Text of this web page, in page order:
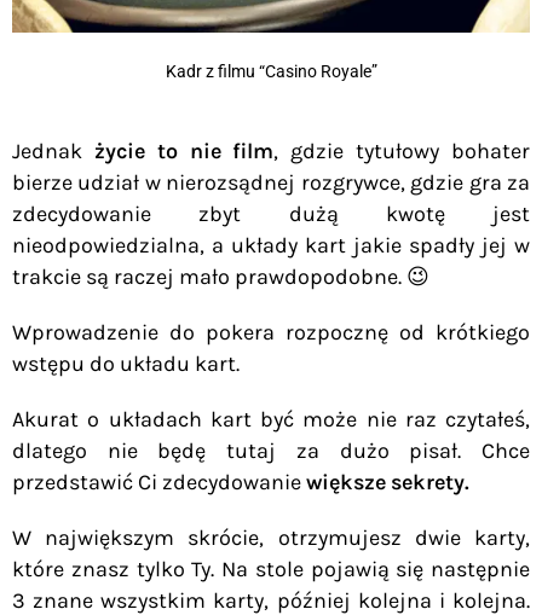
Kadr z filmu “Casino Royale”
Jednak życie to nie film, gdzie tytułowy bohater
bierze udział w nierozsądnej rozgrywce, gdzie gra za
zdecydowanie zbyt dużą kwotę jest
nieodpowiedzialna, a układy kart jakie spadły jej w
trakcie są raczej mało prawdopodobne. 😉
Wprowadzenie do pokera rozpocznę od krótkiego
wstępu do układu kart.
Akurat o układach kart być może nie raz czytałeś,
dlatego nie będę tutaj za dużo pisał. Chce
przedstawić Ci zdecydowaniewiększe sekrety.
W największym skrócie, otrzymujesz dwie karty,
które znasz tylko Ty. Na stole pojawią się następnie
3 znane wszystkim karty, później kolejna i kolejna.